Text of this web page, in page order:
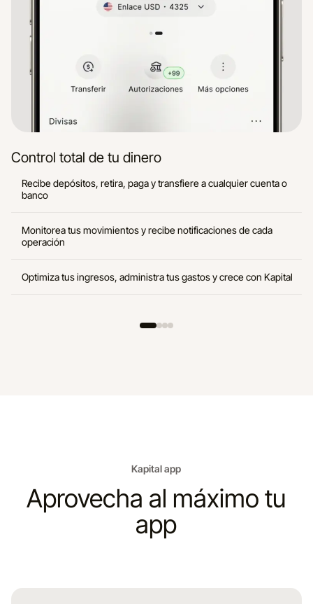
Control total de tu dinero
Recibe depósitos, retira, paga y transfiere a cualquier cuenta o
banco
Monitorea tus movimientos y recibe notificaciones de cada
operación
Optimiza tus ingresos, administra tus gastos y crece con Kapital
Kapital app
Aprovecha al máximo tu
app